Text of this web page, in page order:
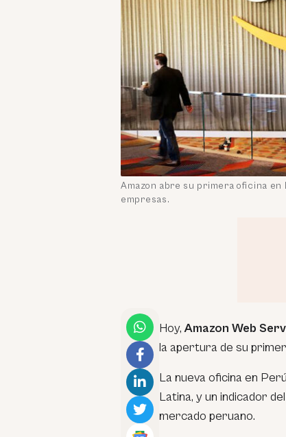
Amazon abre su primera oficina
empresas.
Hoy,Amazon Web
la apertura de su
La nueva oficina en
Latina, y un indicador
mercado peruano.